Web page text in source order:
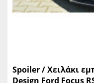
Spoiler / Χειλάκι
Design Ford Focus